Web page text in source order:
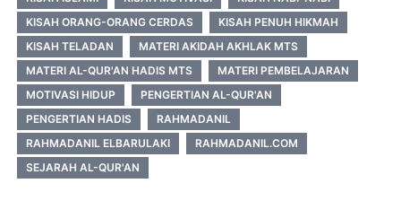
KISAH ORANG-ORANG CERDAS
KISAH PENUH HIKMAH
KISAH TELADAN
MATERI AKIDAH AKHLAK MTS
MATERI AL-QUR'AN HADIS MTS
MATERI PEMBELAJARAN
MOTIVASI HIDUP
PENGERTIAN AL-QUR'AN
PENGERTIAN HADIS
RAHMADANIL
RAHMADANIL ELBARULAKI
RAHMADANIL.COM
SEJARAH AL-QUR'AN